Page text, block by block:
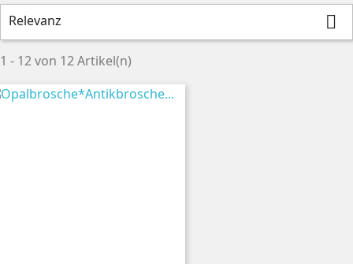
Relevanz 
1 - 12 von 12 Artikel(n)